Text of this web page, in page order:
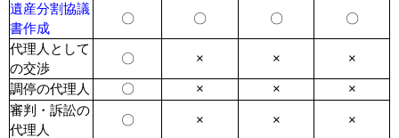
遺産分割協議
書作成
〇 〇 〇
〇
代理人として
の交渉
〇 × ×
×
調停の代理人
〇 × ×
×
審判・訴訟の
代理人
〇 × ×
×